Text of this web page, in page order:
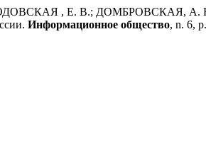
, Е. В.; ДОМБРОВСКАЯ, А. Ю.;
Информационное общество, n. 6,